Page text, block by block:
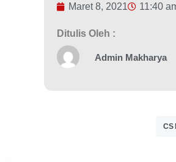
Maret 8, 2021 11:40
Ditulis Oleh :
Admin Makharya
CS